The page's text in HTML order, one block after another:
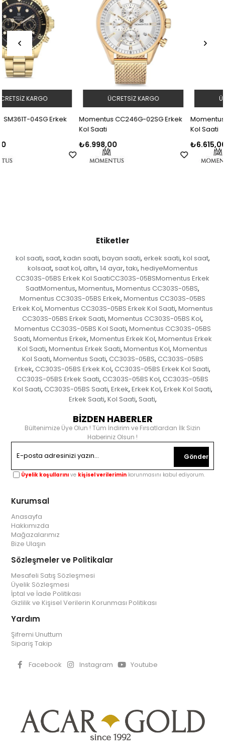
Momentus CC246G-02SG Erkek
ÜCRETSIZ KARGO
Momentus SC245G-02SG
ÜCRETSIZ KARGO
Etiketler
kol saati, saat, kadın saati, bayan saati, erkek saati, kol saat,
kolsaat, saat kol, altın, 14 ayar, takı, hediyeMomentus
CC303S-05BS Erkek Kol SaatiCC303S-05BSMomentus Erkek
SaatMomentus, Momentus, Momentus CC303S-05BS,
Momentus CC303S-05BS Erkek, Momentus CC303S-05BS
Erkek Kol, Momentus CC303S-05BS Erkek Kol Saati, Momentus
CC303S-05BS Erkek Saati, Momentus CC303S-05BS Kol,
Momentus CC303S-05BS Kol Saati, Momentus CC303S-05BS
Saati, Momentus Erkek, Momentus Erkek Kol, Momentus Erkek
Kol Saati, Momentus Erkek Saati, Momentus Kol, Momentus
Kol Saati, Momentus Saati, CC303S-05BS, CC303S-05BS
Erkek, CC303S-05BS Erkek Kol, CC303S-05BS Erkek Kol Saati,
CC303S-05BS Erkek Saati, CC303S-05BS Kol, CC303S-05BS
Kol Saati, CC303S-05BS Saati, Erkek, Erkek Kol, Erkek Kol Saati,
Erkek Saati, Kol Saati, Saati,
BİZDEN HABERLER
Bültenimize Üye Olun ! Tüm İndirim ve Fırsatlardan İlk Sizin
Haberiniz Olsun !
Gönder
Üyelik koşullarını ve kişisel verilerimin korunmasını kabul ediyorum.
Kurumsal
Anasayfa
Hakkımızda
Mağazalarımız
Bize Ulaşın
Sözleşmeler ve Politikalar
Mesafeli Satış Sözleşmesi
Üyelik Sözleşmesi
İptal ve İade Politikası
Gizlilik ve Kişisel Verilerin Korunması Politikası
Yardım
Şifremi Unuttum
Sipariş Takip
Facebook Instagram Youtube